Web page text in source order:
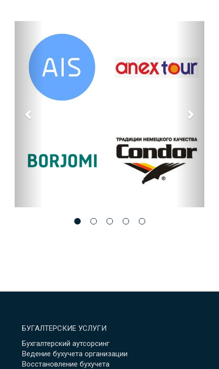
БУГАЛТЕРСКИЕ УСЛУГИ
Бухгалтерский аутсорсинг
Ведение бухучета организации
Восстановление бухучета